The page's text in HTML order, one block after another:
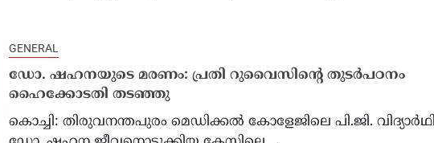
GENERAL
ഡോ. ഷഹനയുടെ മരണം: പ്രതി റുവൈസിന്റെ തുടര്‍പഠനം
ഹൈക്കോടതി തടഞ്ഞു
കൊച്ചി: തിരുവനന്തപുരം മെഡിക്കല്‍ കോളേജിലെ പി.ജി.